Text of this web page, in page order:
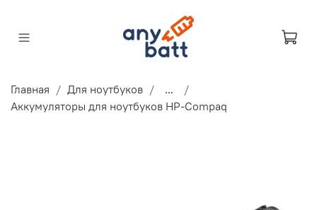
Главная Для ноутбуков
...
Аккумуляторы для ноутбуков HP-Compaq